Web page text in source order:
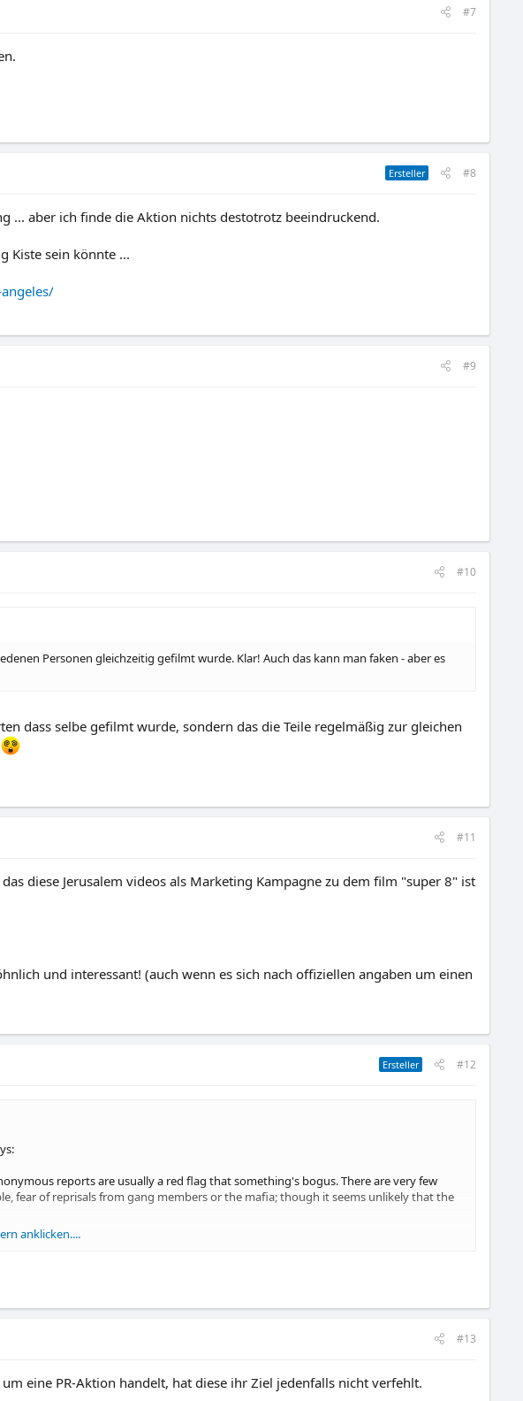
#7
Ersteller #8
... aber ich finde die Aktion nichts destotrotz beeindruckend.
Kiste sein könnte ...
#9
#10
Personen gleichzeitig gefilmt wurde. Klar! Auch das kann man faken - aber es
dass selbe gefilmt wurde, sondern das die Teile regelmäßig zur gleichen
#11
diese Jerusalem videos als Marketing Kampagne zu dem film "super 8" ist
und interessant! (auch wenn es sich nach offiziellen angaben um einen
Ersteller #12
reports are usually a red flag that something's bogus. There are very few
fear of reprisals from gang members or the mafia; though it seems unlikely that the
footage of a UFO taken in the past decade, why would you post it anonymously on
in Jerusalem at any given time—many of them religious tourists near the Temple
anklicken....
#13
eine PR-Aktion handelt, hat diese ihr Ziel jedenfalls nicht verfehlt.